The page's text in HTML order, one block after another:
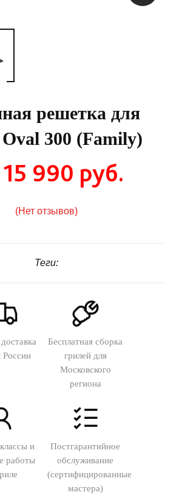
решетка для
300 (Family)
15 990 руб.
(Нет отзывов)
Теги:
России
Бесплатная сборка
грилей для
Московского
региона
и
работы
Постгарантийное
обслуживание
(сертифицированные
мастера)